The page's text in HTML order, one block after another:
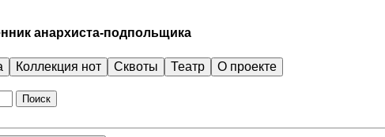
анархиста-подпольщика
Коллекция нот Сквоты Театр О проекте